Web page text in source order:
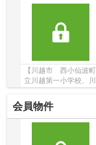
【川越市 西小仙波
立川越第一小学校、
会員物件